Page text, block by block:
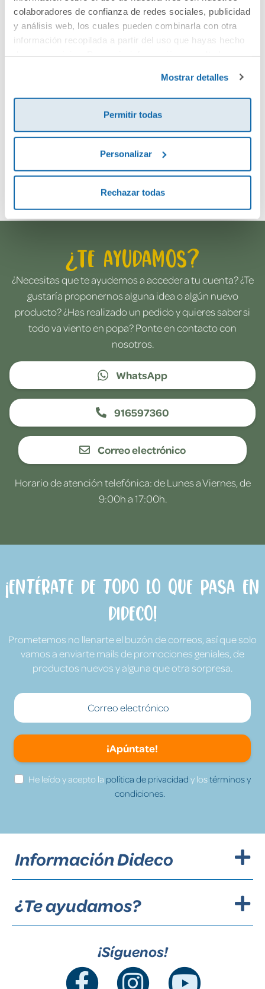
colaboradores de confianza de redes sociales, publicidad
y análisis web, los cuales pueden combinarla con otra
información recopilada a partir del uso que hayas hecho
Mostrar detalles
Permitir todas
Personalizar
Rechazar todas
¡Sé el primero en valorar este producto!
Envía tu opinión
¿Te ayudamos?
¿Necesitas que te ayudemos a acceder a tu cuenta? ¿Te
gustaría proponernos alguna idea o algún nuevo
producto? ¿Has realizado un pedido y quieres saber si
todo va viento en popa? Ponte en contacto con
nosotros.
WhatsApp
916597360
Correo electrónico
Horario de atención telefónica: de Lunes a Viernes, de
9:00h a 17:00h.
¡Entérate de todo lo que pasa en
Dideco!
Prometemos no llenarte el buzón de correos, así que solo
vamos a enviarte mails de promociones geniales, de
productos nuevos y alguna que otra sorpresa.
¡Apúntate!
He leído y acepto la política de privacidad y lostérminos y
condiciones.
Información Dideco
¿Te ayudamos?
¡Síguenos!